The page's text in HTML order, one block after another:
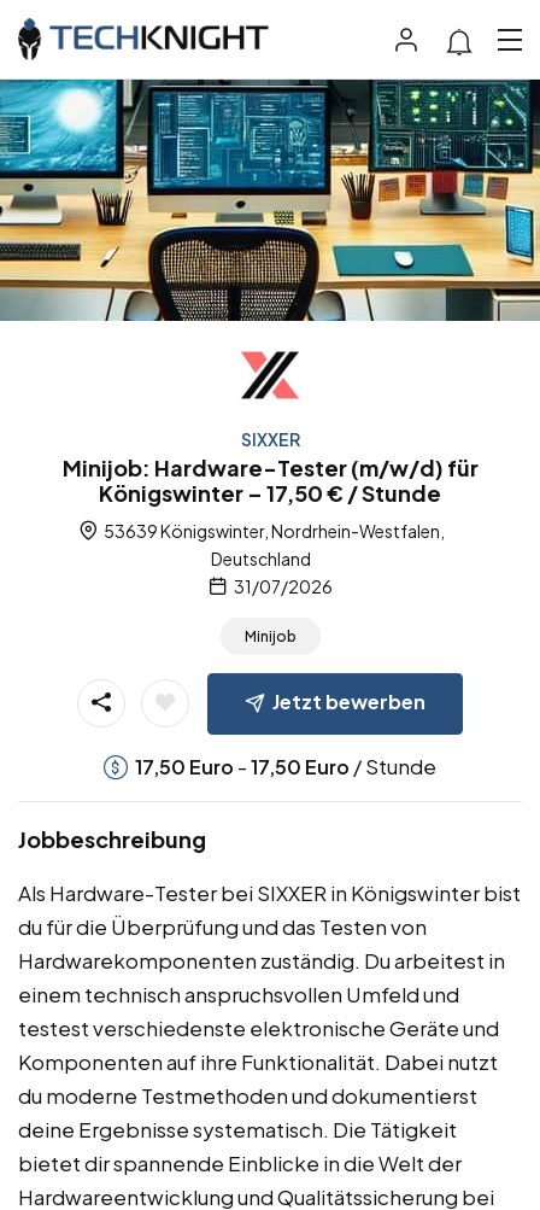
SIXXER
Minijob: Hardware-Tester (m/w/d) für
Königswinter – 17,50 € / Stunde
53639 Königswinter, Nordrhein-Westfalen,
Deutschland
31/07/2026
Minijob
Jetzt bewerben
17,50 Euro -17,50 Euro / Stunde
Jobbeschreibung
Als Hardware-Tester bei SIXXER in Königswinter bist
du für die Überprüfung und das Testen von
Hardwarekomponenten zuständig. Du arbeitest in
einem technisch anspruchsvollen Umfeld und
testest verschiedenste elektronische Geräte und
Komponenten auf ihre Funktionalität. Dabei nutzt
du moderne Testmethoden und dokumentierst
deine Ergebnisse systematisch. Die Tätigkeit
bietet dir spannende Einblicke in die Welt der
Hardwareentwicklung und Qualitätssicherung bei